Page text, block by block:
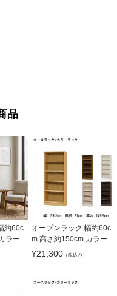
品
約60c
ラーラ
オープンラック 幅約60c
m 高さ約150cm カラーラ
ック
¥21,300（税込み）